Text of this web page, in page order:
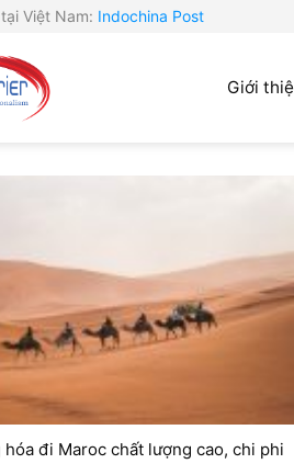
Việt Nam: Indochina Post
Giới
hóa đi Maroc chất lượng cao, chi phi